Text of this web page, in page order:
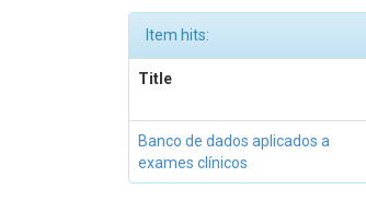
Item hits:
Title
Banco de dados aplicados a
exames clínicos